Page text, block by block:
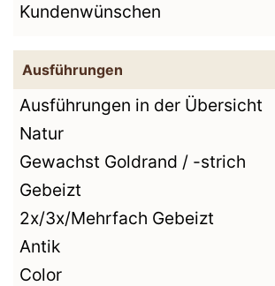
Kundenwünschen
Ausführungen
Ausführungen in der Übersicht
Natur
Gewachst Goldrand / -strich
Gebeizt
2x/3x/Mehrfach Gebeizt
Antik
Color